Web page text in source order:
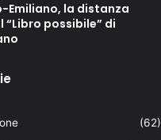
Emiliano, la distanza
“Libro possibile” di
(62)